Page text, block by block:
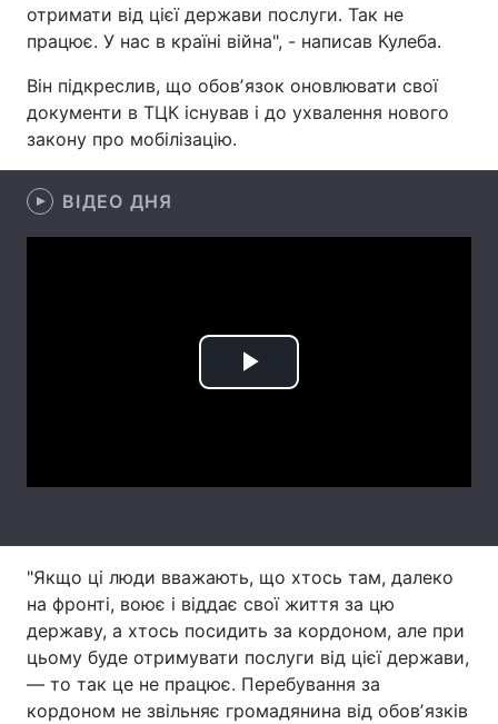
Відео з Youtube Статті
Інтерв'ю Думки
Архів Вакансії
отримати від цієї держави послуги. Так не
працює. У нас в країні війна", - написав Кулеба.
Він підкреслив, що обовʼязок оновлювати свої
документи в ТЦК існував і до ухвалення нового
закону про мобілізацію.
ВІДЕО ДНЯ
Play
"Якщо ці люди вважають, що хтось там, далеко
на фронті, воює і віддає свої життя за цю
державу, а хтось посидить за кордоном, але при
цьому буде отримувати послуги від цієї держави,
— то так це не працює. Перебування за
кордоном не звільняє громадянина від обовʼязків